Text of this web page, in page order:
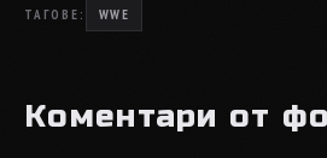
ТАГОВЕ: WWE
Коментари от